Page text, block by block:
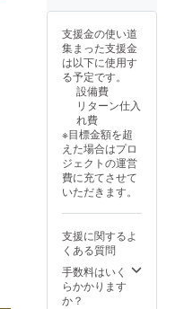
使用食
材の供
給状
況、製
造工程
上の都
より出
荷時期
が遅れ
る場合
があり
の発送
は行っ
ません
ので、
到着後
は、速
やかに
冷凍庫
に保存
し、召
し上が
け解凍
して当
日中に
お召し
上がり
い。 ※
価格は
税込・
送料込
です。
※ご注文
前には
必ずお
届けの
リター
ンに貼
付され
たラベ
ルや注
意書き
をご確
認くだ
さ
い。」
※冷凍
クール
便にて
お届け
致しま
す。 ※
到着後
も：な
し わら
び餅：
なし
（付属
するき
な粉：
大豆）
【お届
け商品
につい
て】 ・
重量：
鬼まん
じゅう
約85g、
大福 約
70g/1個
当た
り、わ
択して
下さ
い。 <※
こちら
のコー
スは、
お好み
の組み
合わせ
がない
場合、
選択後
に備考
欄に記
載頂け
の変更
も可能
です。>
【アレ
福。 き
黒糖
（別添
え）付
きの特
製わら
び餅で
まん
じゅ
う、大
福の各
３パ
ターン
み合わ
せを選
択して
下さ
い。 <※
支援金の使い道
集まった支援金
は以下に使用す
る予定です。
設備費
リターン仕入
れ費
※目標金額を超
えた場合はプロ
ジェクトの運営
費に充てさせて
いただきます。
支援に関するよ
くある質問
手数料はいく
らかかります
か？